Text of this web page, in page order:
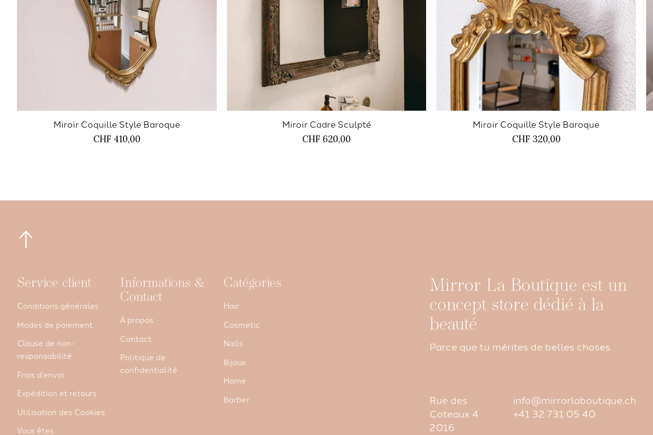
Miroir Coquille Style Baroque
CHF 410,00
Miroir Cadre Sculpté
CHF 620,00
Miroir Coquille Style Baroque
CHF 320,00
Service client
Conditions générales
Modes de paiement
Clause de non-
responsabilité
Frais d'envoi
Expédition et retours
Utilisation des Cookies
Vous êtes
Informations &
Contact
A propos
Contact
Politique de
confidentialité
Catégories
Hair
Cosmetic
Nails
Bijoux
Home
Barber
Mirror La Boutique est un
concept store dédié à la
beauté
Parce que tu mérites de belles choses
Rue des
Coteaux 4
2016
info@mirrorlaboutique.ch
+41 32 731 05 40